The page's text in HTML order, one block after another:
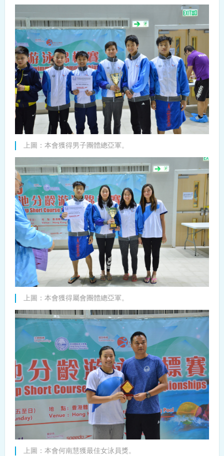
上圖：本會獲得男子團體總亞軍。
上圖：本會獲得屬會團體總亞軍。
上圖：本會何南慧獲最佳女泳員獎。